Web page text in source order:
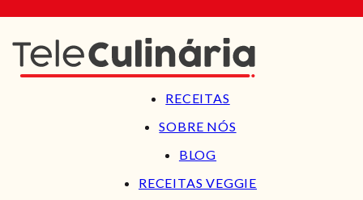
RECEITAS
SOBRE NÓS
BLOG
RECEITAS VEGGIE